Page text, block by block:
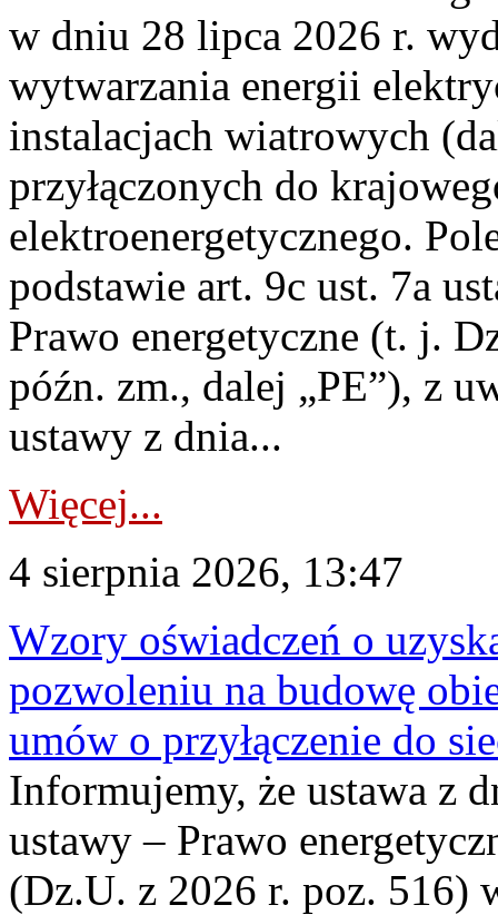
w dniu 28 lipca 2026 r.
wytwarzania energii
instalacjach wiatrowych
przyłączonych do
elektroenergetycznego.
podstawie art. 9c ust. 7a
Prawo energetyczne (t. j.
późn. zm., dalej „PE”), z
ustawy z dnia...
Więcej...
4 sierpnia 2026, 13:47
Wzory oświadczeń o
pozwoleniu na budowę
umów o przyłączenie do
Informujemy, że ustawa z
ustawy – Prawo
(Dz.U. z 2026 r. poz. 516)